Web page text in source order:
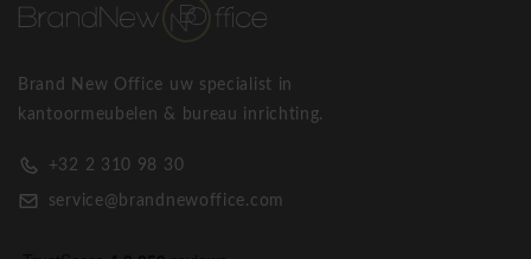
Brand New Office uw specialist in
kantoormeubelen & bureau inrichting.
+32 2 310 98 30
service@brandnewoffice.com